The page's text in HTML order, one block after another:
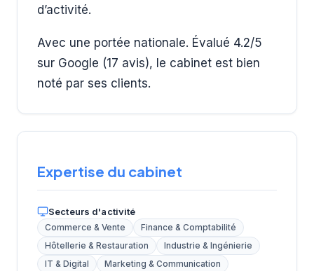
d’activité.
Avec une portée nationale. Évalué 4.2/5
sur Google (17 avis), le cabinet est bien
noté par ses clients.
Expertise du cabinet
Secteurs d'activité
Commerce & Vente
Finance & Comptabilité
Hôtellerie & Restauration
Industrie & Ingénierie
IT & Digital
Marketing & Communication